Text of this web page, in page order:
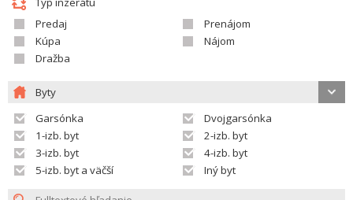
Predaj
Prenájom
Kúpa
Nájom
Dražba
Byty
Garsónka
Dvojgarsónka
1-izb. byt
2-izb. byt
3-izb. byt
4-izb. byt
5-izb. byt a väčší
Iný byt